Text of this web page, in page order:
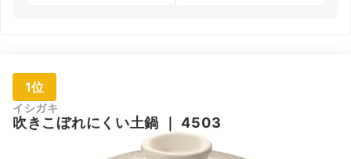
1位
イシガキ
吹きこぼれにくい土鍋 ｜4503